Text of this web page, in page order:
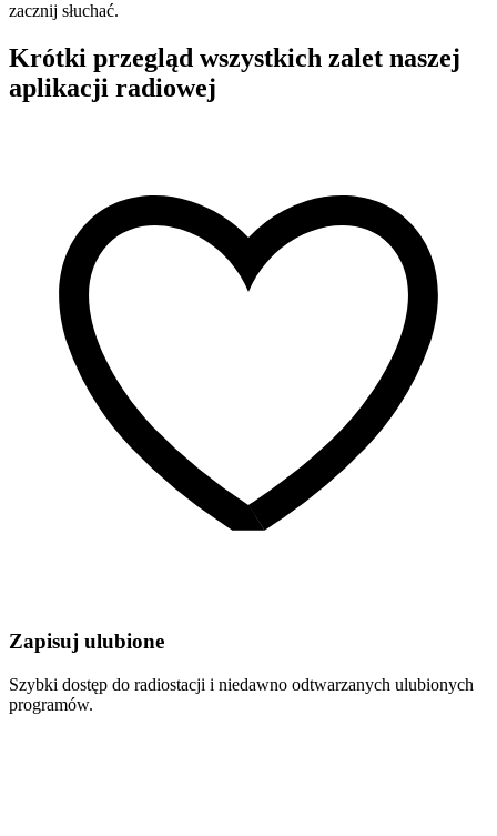
zacznij słuchać.
Krótki przegląd wszystkich zalet naszej
aplikacji radiowej
Zapisuj ulubione
Szybki dostęp do radiostacji i niedawno odtwarzanych ulubionych
programów.